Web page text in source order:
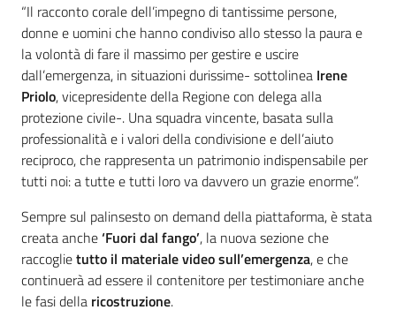
“Il racconto corale dell’impegno di tantissime persone,
donne e uomini che hanno condiviso allo stesso la paura e
la volontà di fare il massimo per gestire e uscire
dall’emergenza, in situazioni durissime- sottolinea Irene
Priolo, vicepresidente della Regione con delega alla
protezione civile-. Una squadra vincente, basata sulla
professionalità e i valori della condivisione e dell’aiuto
reciproco, che rappresenta un patrimonio indispensabile per
tutti noi: a tutte e tutti loro va davvero un grazie enorme”.
Sempre sul palinsesto on demand della piattaforma, è stata
creata anche‘Fuori dal fango’, la nuova sezione che
raccoglietutto il materiale video sull’emergenza, e che
continuerà ad essere il contenitore per testimoniare anche
le fasi della ricostruzione.